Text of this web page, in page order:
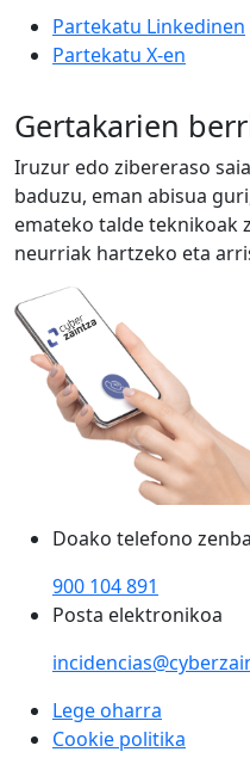
Partekatu Linkedinen
Partekatu X-en
Gertakarien
Iruzur edo zibereraso
baduzu, eman abisua
emateko talde teknikoak
neurriak hartzeko eta
Doako telefono
900 104 891
Posta elektronikoa
Lege oharra
Cookie politika